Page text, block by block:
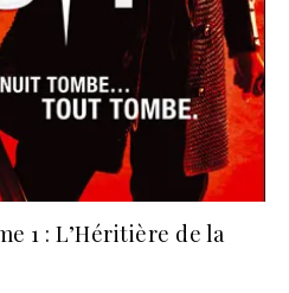
1 : L’Héritière de la